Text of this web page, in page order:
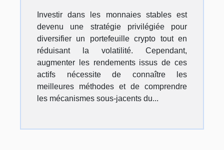
Investir dans les monnaies stables est
devenu une stratégie privilégiée pour
diversifier un portefeuille crypto tout en
réduisant la volatilité. Cependant,
augmenter les rendements issus de ces
actifs nécessite de connaître les
meilleures méthodes et de comprendre
les mécanismes sous-jacents du...